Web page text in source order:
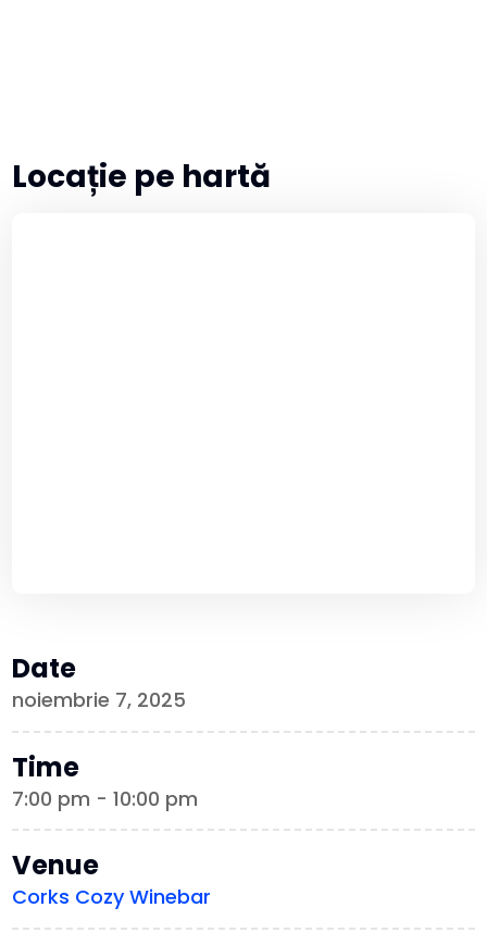
Locație pe hartă
Date
noiembrie 7, 2025
Time
7:00 pm - 10:00 pm
Venue
Corks Cozy Winebar